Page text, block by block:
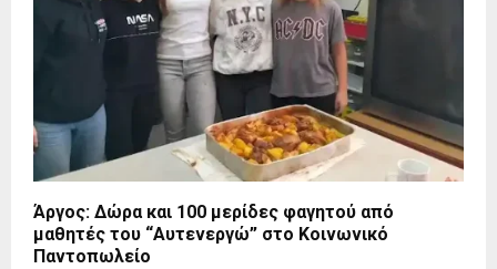
Άργος: Δώρα και 100 μερίδες φαγητού από
μαθητές του “Αυτενεργώ” στο Κοινωνικό
Παντοπωλείο